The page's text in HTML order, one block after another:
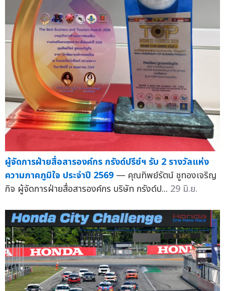
ผู้จัดการฝ่ายสื่อสารองค์กร กรังด์ปรีซ์ฯ รับ 2 รางวัลแห่ง
ความภาคภูมิใจ ประจำปี 2569 — คุณทิพย์รัตน์ ชูทองเจริญ
กิจ ผู้จัดการฝ่ายสื่อสารองค์กร บริษัท กรังด์ป... 29 มิ.ย.